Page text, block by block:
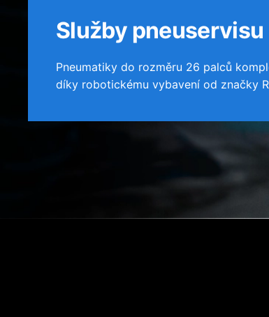
Služby pneuservisu
Pneumatiky do rozměru 26 palců
díky robotickému vybavení od značky